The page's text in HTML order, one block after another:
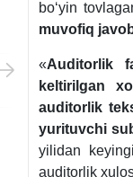
boʻyin
muvofiq
«Auditorlik
keltirilgan
auditorlik
yurituvchi
yilidan
auditorlik